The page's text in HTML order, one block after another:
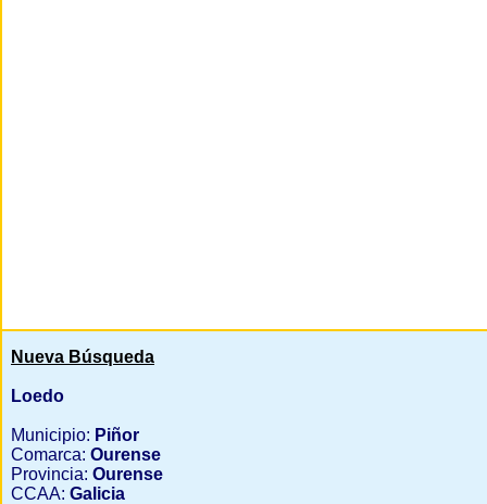
Nueva Búsqueda
Loedo
Municipio: Piñor
Comarca: Ourense
Provincia: Ourense
CCAA: Galicia